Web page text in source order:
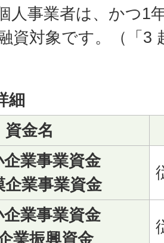
人事業者は、かつ1
資対象です。（「3
細
資金名
企業事業資金
企業事業資金
企業事業資金
業振興資金